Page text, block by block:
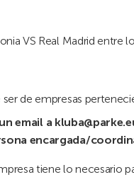
VS Real Madrid entre
de empresas
email a
encargada/
tiene lo necesario